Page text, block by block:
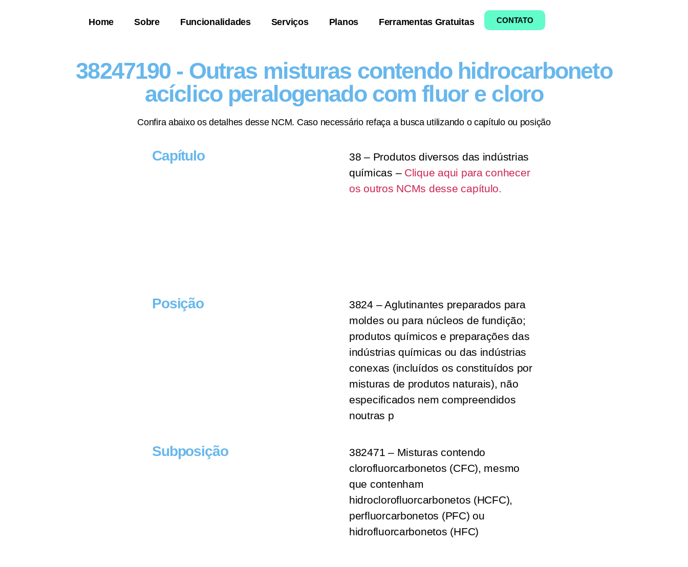
Home Sobre Funcionalidades Serviços Planos Ferramentas Gratuitas CONTATO
38247190 - Outras misturas contendo hidrocarboneto
acíclico peralogenado com fluor e cloro
Confira abaixo os detalhes desse NCM. Caso necessário refaça a busca utilizando o capítulo ou posição
Capítulo
38 – Produtos diversos das indústrias
químicas – Clique aqui para conhecer
os outros NCMs desse capítulo.
Posição
3824 – Aglutinantes preparados para
moldes ou para núcleos de fundição;
produtos químicos e preparações das
indústrias químicas ou das indústrias
conexas (incluídos os constituídos por
misturas de produtos naturais), não
especificados nem compreendidos
noutras p
Subposição
382471 – Misturas contendo
clorofluorcarbonetos (CFC), mesmo
que contenham
hidroclorofluorcarbonetos (HCFC),
perfluorcarbonetos (PFC) ou
hidrofluorcarbonetos (HFC)